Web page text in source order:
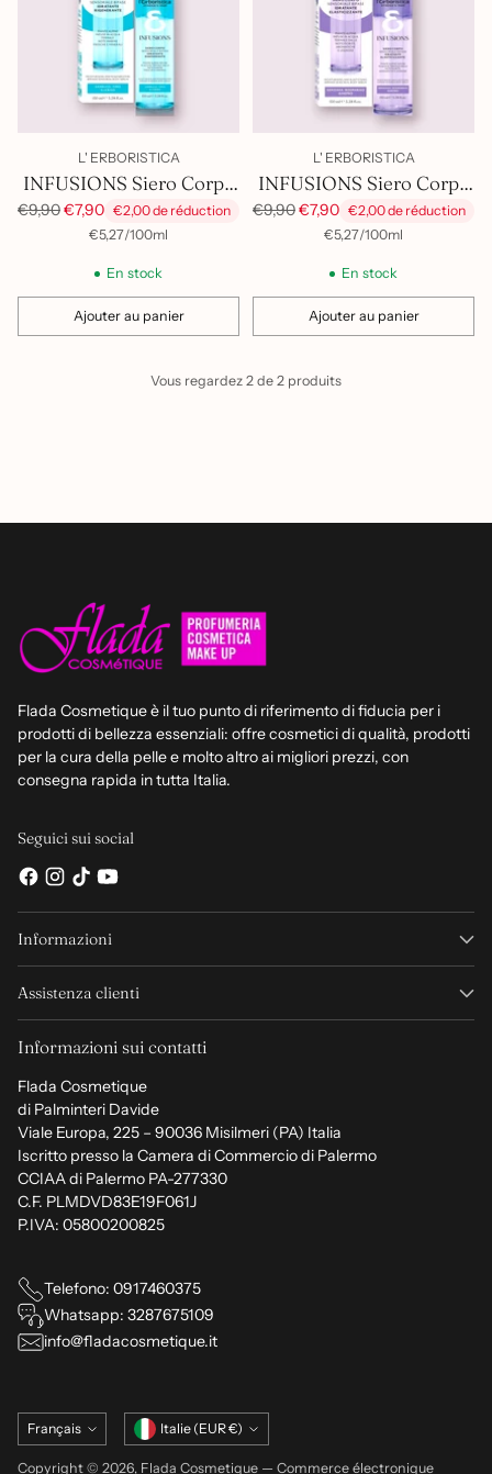
L' ERBORISTICA
INFUSIONS Siero Corpo
Rigenerante
Prix
€9,90€7,90 €2,00 de réduction
Prix
€5,27/
par 100ml
En stock
Ajouter au panier
Quantité
L' ERBORISTICA
INFUSIONS Siero Corpo
Elasticizzante
Prix
€9,90€7,90 €2,00 de réduction
Prix
€5,27/
par 100ml
En stock
Ajouter au panier
Quantité
Vous regardez 2 de 2 produits
Flada Cosmetique è il tuo punto di riferimento di fiducia per i
prodotti di bellezza essenziali: offre cosmetici di qualità, prodotti
per la cura della pelle e molto altro ai migliori prezzi, con
consegna rapida in tutta Italia.
Seguici sui social
Informazioni
Assistenza clienti
Informazioni sui contatti
Flada Cosmetique
di Palminteri Davide
Viale Europa, 225 – 90036 Misilmeri (PA) Italia
Iscritto presso la Camera di Commercio di Palermo
CCIAA di Palermo PA-277330
C.F. PLMDVD83E19F061J
P.IVA: 05800200825
Telefono: 0917460375
Whatsapp: 3287675109
info@fladacosmetique.it
Langue
Français Monnaie Italie (EUR €)
Copyright © 2026, Flada Cosmetique — Commerce électronique